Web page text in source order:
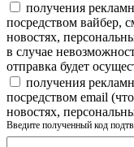
получения
посредством вайбер,
новостях,
в случае
отправка будет
получения
посредством email
новостях,
Введите полученный код